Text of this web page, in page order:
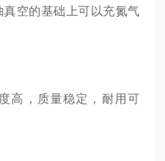
空的基础上可以充氮气
高，质量稳定，耐用可